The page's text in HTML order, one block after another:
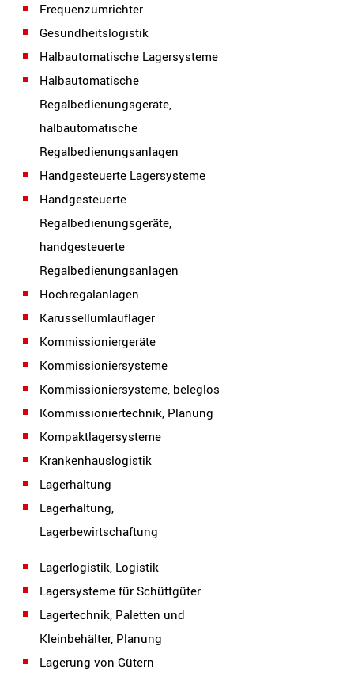
Frequenzumrichter
Gesundheitslogistik
Halbautomatische Lagersysteme
Halbautomatische
Regalbedienungsgeräte,
halbautomatische
Regalbedienungsanlagen
Handgesteuerte Lagersysteme
Handgesteuerte
Regalbedienungsgeräte,
handgesteuerte
Regalbedienungsanlagen
Hochregalanlagen
Karussellumlauflager
Kommissioniergeräte
Kommissioniersysteme
Kommissioniersysteme, beleglos
Kommissioniertechnik, Planung
Kompaktlagersysteme
Krankenhauslogistik
Lagerhaltung
Lagerhaltung,
Lagerbewirtschaftung
Lagerlogistik, Logistik
Lagersysteme für Schüttgüter
Lagertechnik, Paletten und
Kleinbehälter, Planung
Lagerung von Gütern